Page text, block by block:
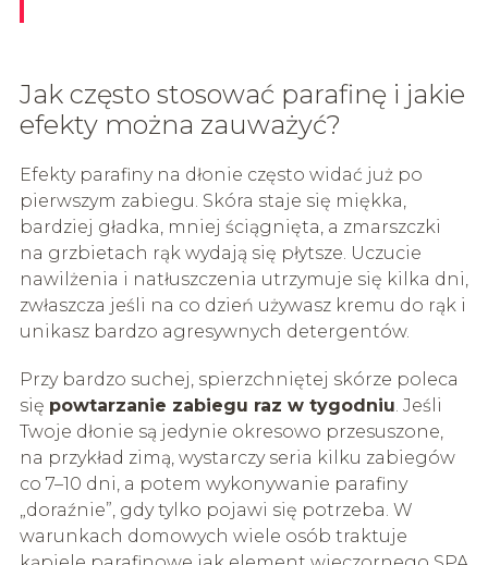
Jak często stosować parafinę i jakie
efekty można zauważyć?
Efekty parafiny na dłonie często widać już po
pierwszym zabiegu. Skóra staje się miękka,
bardziej gładka, mniej ściągnięta, a zmarszczki
na grzbietach rąk wydają się płytsze. Uczucie
nawilżenia i natłuszczenia utrzymuje się kilka dni,
zwłaszcza jeśli na co dzień używasz kremu do rąk i
unikasz bardzo agresywnych detergentów.
Przy bardzo suchej, spierzchniętej skórze poleca
się powtarzanie zabiegu raz w tygodniu. Jeśli
Twoje dłonie są jedynie okresowo przesuszone,
na przykład zimą, wystarczy seria kilku zabiegów
co 7–10 dni, a potem wykonywanie parafiny
„doraźnie”, gdy tylko pojawi się potrzeba. W
warunkach domowych wiele osób traktuje